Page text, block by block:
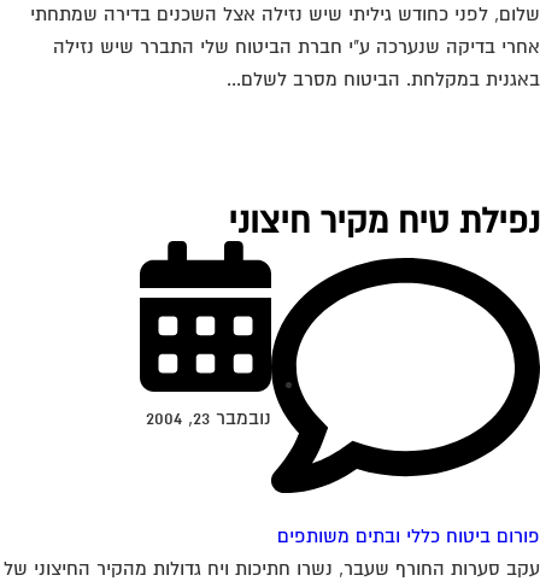
לפני כחודש גיליתי שיש נזילה אצל השכנים בדירה שמתחתי
בדיקה שנערכה ע"י חברת הביטוח שלי התברר שיש נזילה
במקלחת. הביטוח מסרב לשלם...
טיח מקיר חיצוני
ביטוח כללי ובתים משותפים
נובמבר 23, 2004
סערות החורף שעבר, נשרו חתיכות ויח גדולות מהקיר החיצוני של